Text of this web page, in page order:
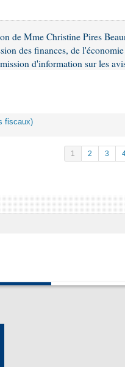
de Mme Christine Pires
des finances, de
d'information sur les
fiscaux)
1 2 3